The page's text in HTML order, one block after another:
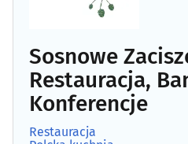
Sosnowe
Restauracja,
Konferencje
Restauracja